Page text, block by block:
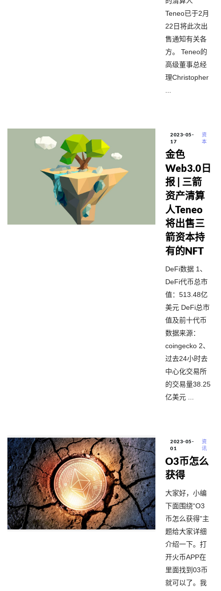
Teneo已于2月
22日将此次出
售通知有关各
方。 Teneo的
高级董事总经
理Christopher
2023-05-
17
资
本
金色
Web3.0日
报 | 三箭
资产清算
人Teneo
将出售三
箭资本持
有的NFT
DeFi数据 1、
DeFi代币总市
值：513.48亿
美元 DeFi总市
值及前十代币
数据来源：
coingecko 2、
过去24小时去
中心化交易所
的交易量38.25
亿美元 ...
2023-05-
01
资
讯
O3币怎么
获得
大家好，小编
下面围绕“O3
币怎么获得”主
题给大家详细
介绍一下。打
开火币APP在
里面找到03币
就可以了。我